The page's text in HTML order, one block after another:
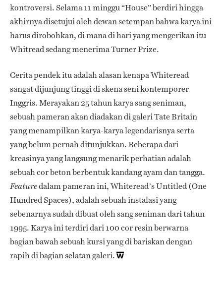
kontroversi. Selama 11 minggu “House” berdiri hingga
akhirnya disetujui oleh dewan setempan bahwa karya ini
harus dirobohkan, di mana di hari yang mengerikan itu
Whitread sedang menerima Turner Prize.
Cerita pendek itu adalah alasan kenapa Whiteread
sangat dijunjung tinggi di skena seni kontemporer
Inggris. Merayakan 25 tahun karya sang seniman,
sebuah pameran akan diadakan di galeri Tate Britain
yang menampilkan karya-karya legendarisnya serta
yang belum pernah ditunjukkan. Beberapa dari
kreasinya yang langsung menarik perhatian adalah
sebuah cor beton berbentuk kandang ayam dan tangga.
Featuredalam pameran ini, Whiteread’s Untitled (One
Hundred Spaces), adalah sebuah instalasi yang
sebenarnya sudah dibuat oleh sang seniman dari tahun
1995. Karya ini terdiri dari 100 cor resin berwarna
bagian bawah sebuah kursi yang di bariskan dengan
rapih di bagian selatan galeri.